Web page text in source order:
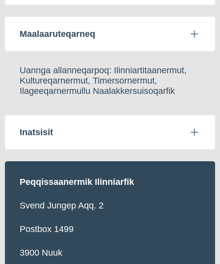
Maalaaruteqarneq
Uannga allanneqarpoq: Ilinniartitaanermut,
Kultureqarnermut, Timersornermut,
Ilageeqarnermullu Naalakkersuisoqarfik
Inatsisit
Peqqissaanermik Ilinniarfik
Svend Jungep Aqq. 2
Postbox 1499
3900 Nuuk